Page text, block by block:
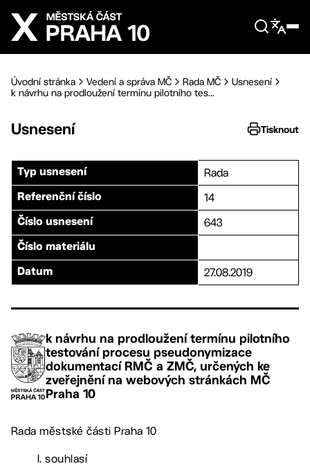
Přejít na hlavní obsah
Úvodní stránka Vedení a správa MČ Rada MČ
Usnesení
k návrhu na prodloužení termínu pilotního tes...
Usnesení Tisknout
Typ usnesení Rada
Referenční číslo 14
Číslo usnesení 643
Číslo materiálu
Datum 27.08.2019
k návrhu na prodloužení termínu pilotního
testování procesu pseudonymizace
dokumentací RMČ a ZMČ, určených ke
zveřejnění na webových stránkách MČ
Praha 10
Rada městské části Praha 10
I. souhlasí